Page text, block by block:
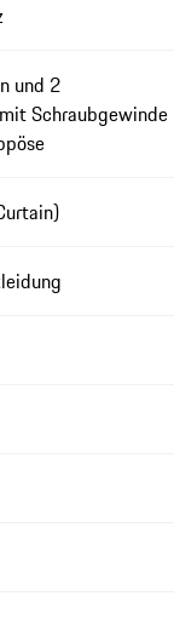
und 2
Schraubgewinde